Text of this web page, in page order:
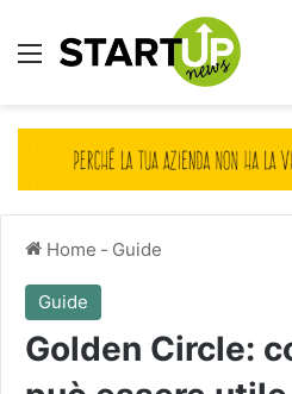
Menu
Home - Guide
Guide
Golden Circle: